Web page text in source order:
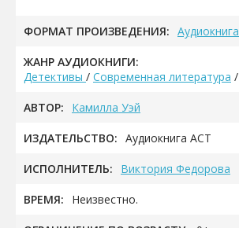
ФОРМАТ ПРОИЗВЕДЕНИЯ: Аудиокнига
ЖАНР АУДИОКНИГИ:
Детективы / Современная литература /
АВТОР: Камилла Уэй
ИЗДАТЕЛЬСТВО: Аудиокнига АСТ
ИСПОЛНИТЕЛЬ: Виктория Федорова
ВРЕМЯ: Неизвестно.